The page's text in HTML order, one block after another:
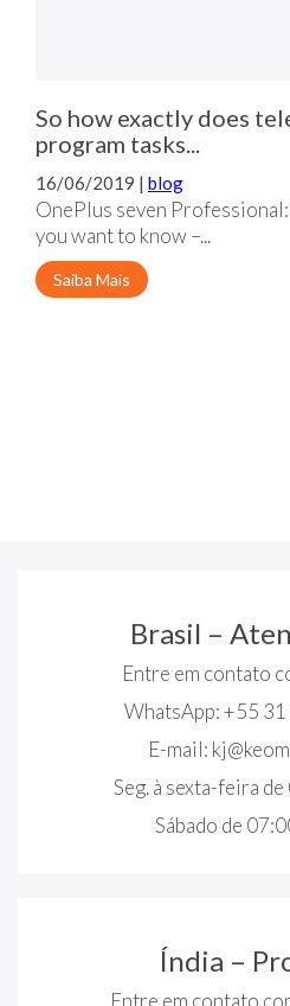
So how exactly does
program tasks...
16/06/2019 | blog
OnePlus seven
you want to know –...
Saiba Mais
Brasil –
Entre em contato
WhatsApp: +55
E-mail:
Seg. à sexta-feira
Sábado de
Índia –
Entre em contato